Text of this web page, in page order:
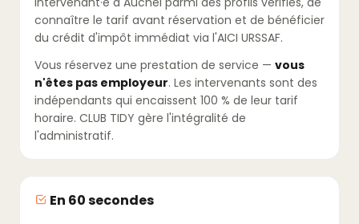
connaître le tarif avant réservation et de bénéficier
du crédit d'impôt immédiat via l'AICI URSSAF.
Vous réservez une prestation de service — vous
n'êtes pas employeur. Les intervenants sont des
indépendants qui encaissent 100 % de leur tarif
horaire. CLUB TIDY gère l'intégralité de
l'administratif.
En 60 secondes